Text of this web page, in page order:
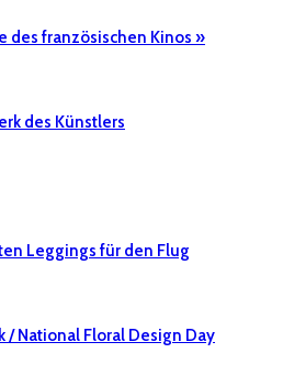
des französischen Kinos »
des Künstlers
Leggings für den Flug
/ National Floral Design Day